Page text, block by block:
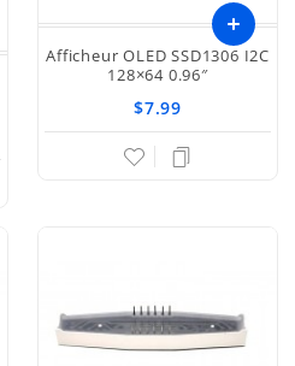
Afficheur OLED SSD1306 I2C
128×64 0.96″
$7.99
Ajouter